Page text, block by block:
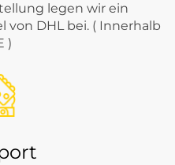
legen wir ein
von DHL bei. ( Innerhalb
)